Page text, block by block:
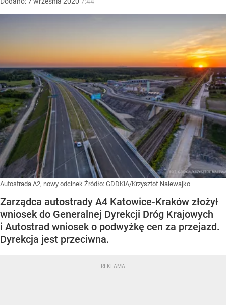
Autostrada A2, nowy odcinek Źródło: GDDKiA/Krzysztof Nalewajko
Zarządca autostrady A4 Katowice-Kraków złożył
wniosek do Generalnej Dyrekcji Dróg Krajowych
i Autostrad wniosek o podwyżkę cen za przejazd.
Dyrekcja jest przeciwna.